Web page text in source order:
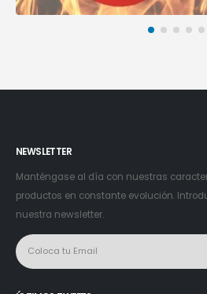
NEWSLETTER
Manténgase al día con nuestras
productos en constante evolución.
nuestra newsletter.